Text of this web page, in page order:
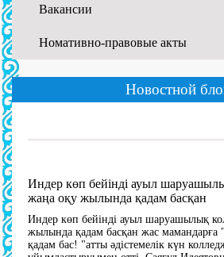
Вакансии
Номативно-правовые акты
Новостной
Индер көп бейінді ауыл
жаңа оқу жылында қадам басқан
жылында қадам басқан жас мамандарға
қадам бас! "атты әдістемелік күн
ұйымдастыруымен өтті. Саягул